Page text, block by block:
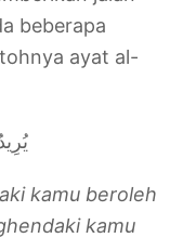
beberapa
ayat al-
kamu beroleh
kamu